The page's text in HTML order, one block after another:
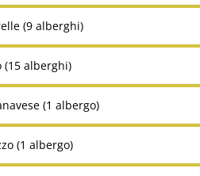
(9 alberghi)
(15 alberghi)
(1 albergo)
(1 albergo)